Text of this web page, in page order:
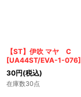
【ST】伊吹 マヤ C
[UA44ST/EVA-1-076]
30円(税込)
在庫数30点